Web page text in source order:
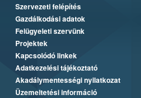
Szervezeti felépítés
Gazdálkodási adatok
Felügyeleti szervünk
Projektek
Kapcsolódó linkek
Adatkezelési tájékoztató
Akadálymentességi nyilatkozat
Üzemeltetési információ